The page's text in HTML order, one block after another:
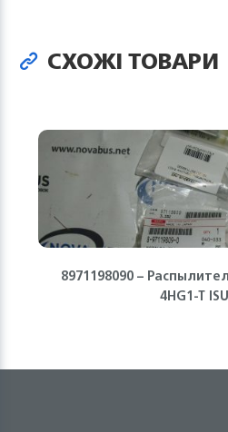
СХОЖІ ТОВАРИ
8971198090 –
4HG1-T